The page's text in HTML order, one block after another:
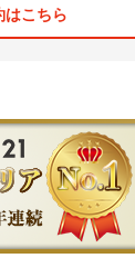
はこちら